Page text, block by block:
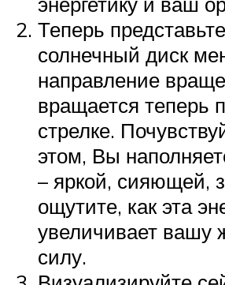
Теперь
солнечный диск
направление
вращается теперь
стрелке.
этом, Вы
– яркой, сияющей,
ощутите, как эта
увеличивает вашу
силу.